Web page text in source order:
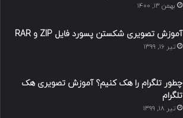
بهمن ۱۳, ۱۴۰۰
آموزش تصویری شکستن پسورد فایل ZIP و RAR
تیر ۱۶, ۱۳۹۹
چطور تلگرام را هک کنیم؟ آموزش تصویری هک
تلگرام
تیر ۱۸, ۱۳۹۹